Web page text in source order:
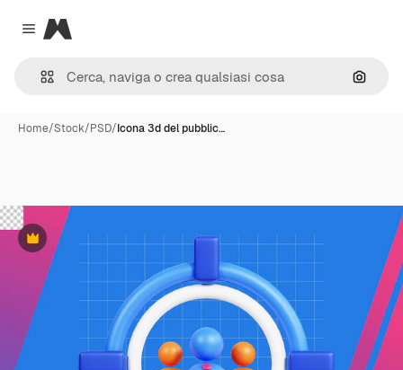
Close menu
Magnific
Cerca
Home/Stock/PSD/Icona 3d del pubblic…
Premium